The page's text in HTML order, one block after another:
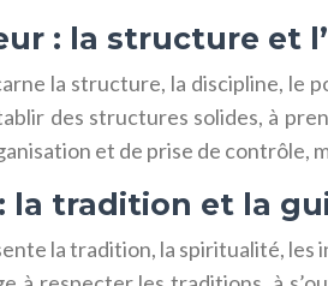
: la structure et
la structure, la discipline, le
des structures solides, à
et de prise de contrôle,
la tradition et la
la tradition, la spiritualité, les